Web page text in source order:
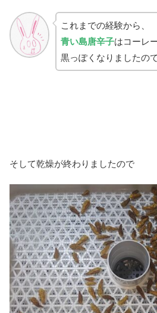
これまでの経験から、
青い島唐辛子はコーレ
黒っぽくなりましたの
そして乾燥が終わりましたので